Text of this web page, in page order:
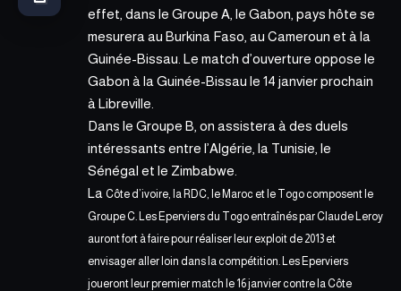
effet, dans le Groupe A, le Gabon, pays hôte se
mesurera au Burkina Faso, au Cameroun et à la
Guinée-Bissau. Le match d’ouverture oppose le
Gabon à la Guinée-Bissau le 14 janvier prochain
à Libreville.
Dans le Groupe B, on assistera à des duels
intéressants entre l’Algérie, la Tunisie, le
Sénégal et le Zimbabwe.
La Côte d’ivoire, la RDC, le Maroc et le Togo composent le
Groupe C. Les Eperviers du Togo entraînés par Claude Leroy
auront fort à faire pour réaliser leur exploit de 2013 et
envisager aller loin dans la compétition. Les Eperviers
joueront leur premier match le 16 janvier contre la Côte